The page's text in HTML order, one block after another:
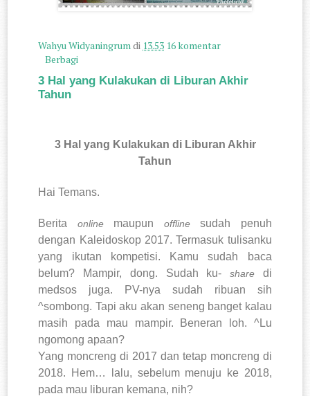
Wahyu Widyaningrumdi 13.53 16 komentar
Berbagi
3 Hal yang Kulakukan di Liburan Akhir
Tahun
3 Hal yang Kulakukan di Liburan Akhir
Tahun
Hai Temans.
Berita onlinemaupun offlinesudah penuh
dengan Kaleidoskop 2017. Termasuk tulisanku
yang ikutan kompetisi. Kamu sudah baca
belum? Mampir, dong. Sudah ku-share di
medsos juga. PV-nya sudah ribuan sih
^sombong. Tapi aku akan seneng banget kalau
masih pada mau mampir. Beneran loh. ^Lu
ngomong apaan?
Yang moncreng di 2017 dan tetap moncreng di
2018. Hem… lalu, sebelum menuju ke 2018,
pada mau liburan kemana, nih?